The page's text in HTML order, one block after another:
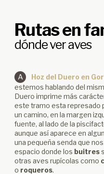
Rutas en
dónde ver aves
A Hoz del Duero en
estemos hablando del
Duero imprime más
este tramo esta represado
un camino, en la margen
fuente, al lado de la
aunque así aparece en
una pequeña senda que
espacio donde los buitres
otras aves rupícolas como
o roqueros.